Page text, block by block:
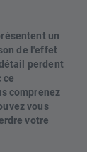
un
de l'effet
perdent
ce
comprenez
vous
votre